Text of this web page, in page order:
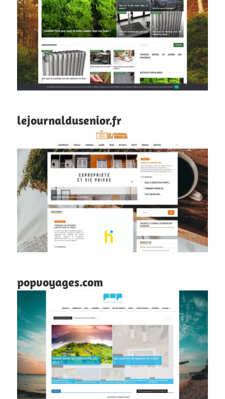
lejournaldusenior.fr
popvoyages.com